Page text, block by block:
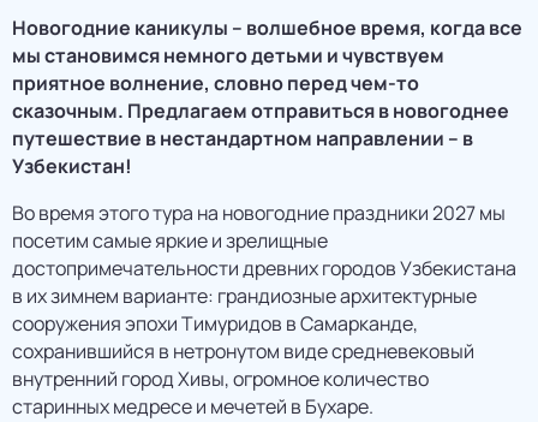
Новогодние каникулы – волшебное время, когда все
мы становимся немного детьми и чувствуем
приятное волнение, словно перед чем-то
сказочным. Предлагаем отправиться в новогоднее
путешествие в нестандартном направлении – в
Узбекистан!
Во время этого тура на новогодние праздники 2027 мы
посетим самые яркие и зрелищные
достопримечательности древних городов Узбекистана
в их зимнем варианте: грандиозные архитектурные
сооружения эпохи Тимуридов в Самарканде,
сохранившийся в нетронутом виде средневековый
внутренний город Хивы, огромное количество
старинных медресе и мечетей в Бухаре.